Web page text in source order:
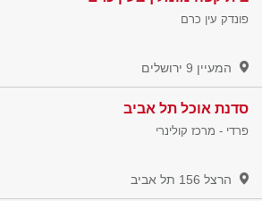
פונדק עין כרם
המעיין 9 ירושלים
סדנת אוכל תל אביב
פרדי - מרכז קולינרי
הרצל 156 תל אביב